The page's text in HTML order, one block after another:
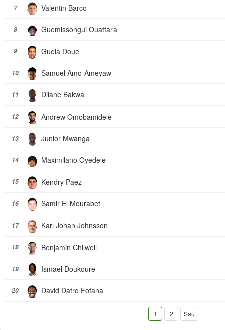
7 Valentin Barco
8 Guemissongui Ouattara
9 Guela Doue
10 Samuel Amo-Ameyaw
11 Dilane Bakwa
12 Andrew Omobamidele
13 Junior Mwanga
14 Maximilano Oyedele
15 Kendry Paez
16 Samir El Mourabet
17 Karl Johan Johnsson
18 Benjamin Chilwell
19 Ismael Doukoure
20 David Datro Fofana
1 2 Sau